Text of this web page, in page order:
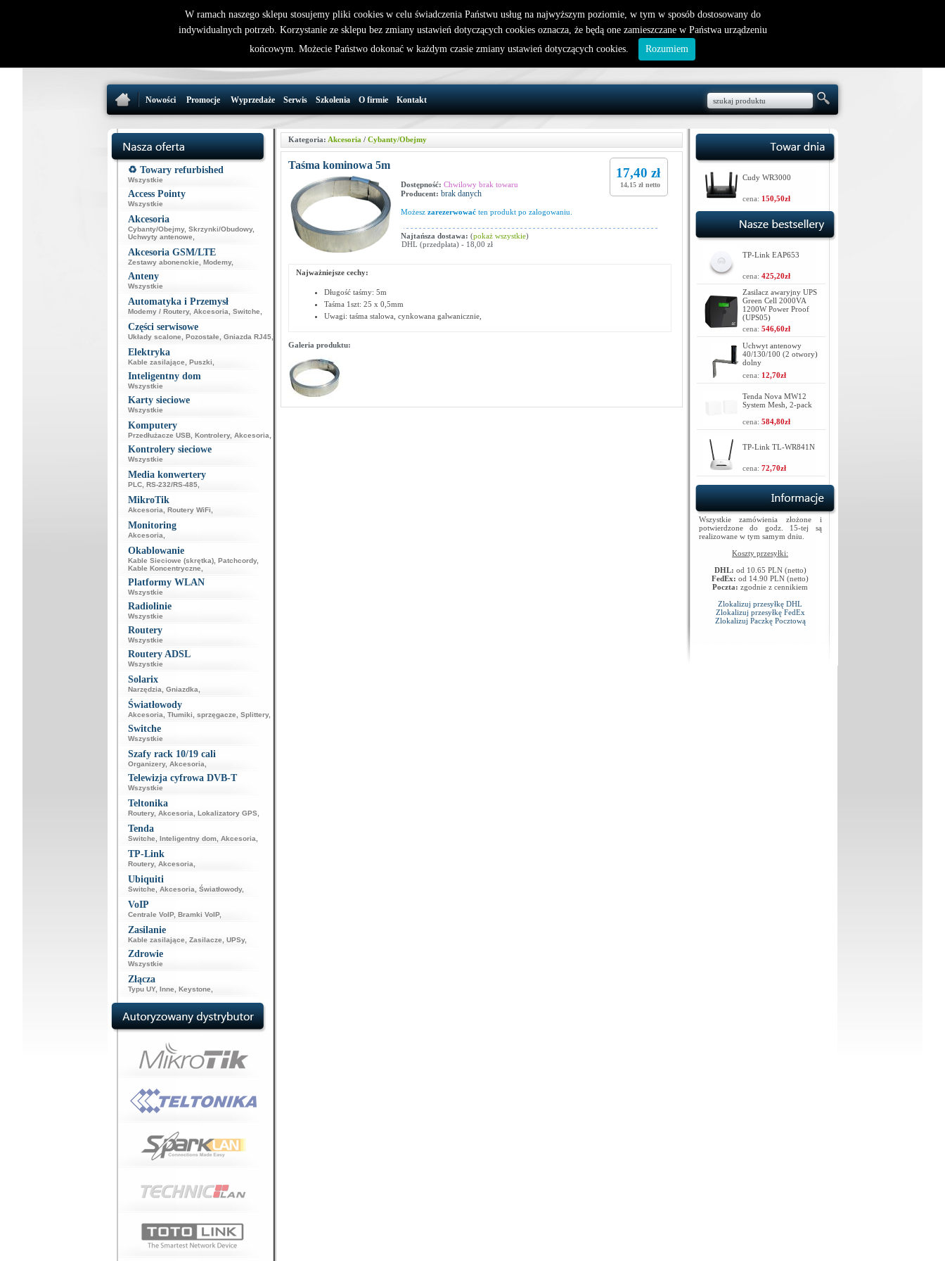
nowy klient
32 721 86 72
support@wirelesslan.com.pl
W koszyku jest 0 produktów(y)
Nowości Promocje Wyprzedaże Serwis Szkolenia O firmie Kontakt
♻️ Towary refurbished
Wszystkie
Access Pointy
Wszystkie
Akcesoria
Cybanty/Obejmy, Skrzynki/Obudowy,
Uchwyty antenowe
Akcesoria GSM/LTE
Zestawy abonenckie Modemy,
Anteny
Wszystkie
Automatyka i Przemysł
Modemy / Routery, Akcesoria Switche
Części serwisowe
Układy scalone Pozostałe Gniazda RJ45,
Elektryka
Kable zasilające Puszki
Inteligentny dom
Wszystkie
Karty sieciowe
Wszystkie
Komputery
Przedłużacze USB, Kontrolery, Akcesoria
Kontrolery sieciowe
Wszystkie
Media konwertery
PLC, RS-232/RS-485,
MikroTik
Akcesoria Routery WiFi
Monitoring
Akcesoria
Okablowanie
Kable Sieciowe (skrętka), Patchcordy,
Kable Koncentryczne
Platformy WLAN
Wszystkie
Radiolinie
Wszystkie
Routery
Wszystkie
Routery ADSL
Wszystkie
Solarix
Narzędzia Gniazdka
Światłowody
Akcesoria Tłumiki, sprzęgacze Splittery,
Switche
Wszystkie
Szafy rack 10/19 cali
Organizery, Akcesoria
Telewizja cyfrowa DVB-T
Wszystkie
Teltonika
Routery, Akcesoria Lokalizatory GPS,
Tenda
Switche Inteligentny dom, Akcesoria
TP-Link
Routery, Akcesoria
Ubiquiti
Switche Akcesoria Światłowody,
VoIP
Centrale VoIP, Bramki VoIP,
Zasilanie
Kable zasilające Zasilacze UPSy,
Zdrowie
Wszystkie
Złącza
Typu UY, Inne Keystone
Kategoria: Akcesoria / Cybanty/Obejmy
Taśma kominowa 5m
17,40 zł
14,15 zł netto
Dostępność: Chwilowy brak towaru
Producent: brak danych
Możesz zarezerwować ten produkt po zalogowaniu.
Najtańsza dostawa: (pokaż wszystkie)
DHL (przedpłata) - 18,00 zł
Najważniejsze cechy:
Długość taśmy: 5m
Taśma 1szt: 25 x 0,5mm
Uwagi: taśma stalowa, cynkowana galwanicznie,
Galeria produktu:
Cudy WR3000
cena: 150,50zł
TP-Link EAP653
cena: 425,20zł
Zasilacz awaryjny UPS
Green Cell 2000VA
1200W Power Proof
(UPS05)
cena: 546,60zł
Uchwyt antenowy
40/130/100 (2 otwory)
dolny
cena: 12,70zł
Tenda Nova MW12
System Mesh, 2-pack
cena: 584,80zł
TP-Link TL-WR841N
cena: 72,70zł
Wszystkie zamówienia złożone i
potwierdzone do godz. 15-tej są
realizowane w tym samym dniu.
Koszty przesyłki:
DHL: od 10.65 PLN (netto)
FedEx: od 14.90 PLN (netto)
Poczta: zgodnie z cennikiem
Zlokalizuj przesyłkę DHL
Zlokalizuj przesyłkę FedEx
Zlokalizuj Paczkę Pocztową
W ramach naszego sklepu stosujemy pliki cookies w celu świadczenia Państwu usług na najwyższym poziomie, w tym w sposób dostosowany do
indywidualnych potrzeb. Korzystanie ze sklepu bez zmiany ustawień dotyczących cookies oznacza, że będą one zamieszczane w Państwa urządzeniu
końcowym. Możecie Państwo dokonać w każdym czasie zmiany ustawień dotyczących cookies.
Rozumiem